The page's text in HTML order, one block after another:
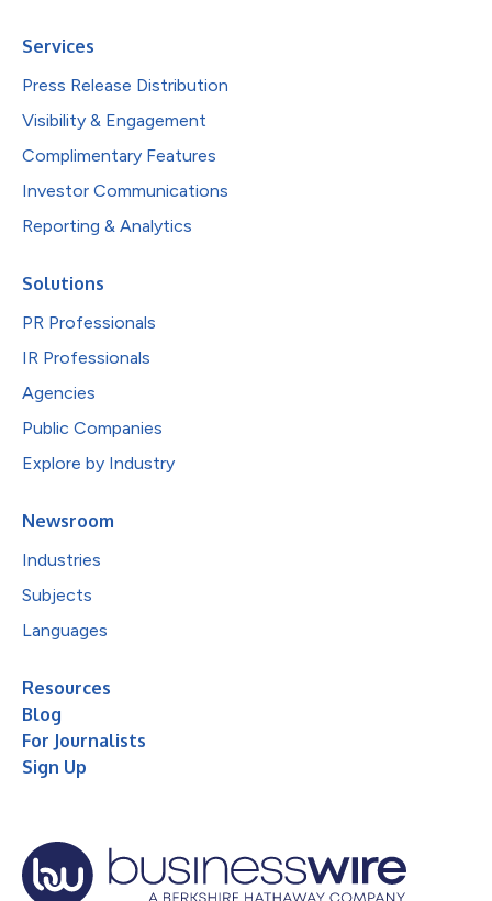
Services
Press Release Distribution
Visibility & Engagement
Complimentary Features
Investor Communications
Reporting & Analytics
Solutions
PR Professionals
IR Professionals
Agencies
Public Companies
Explore by Industry
Newsroom
Industries
Subjects
Languages
Resources
Blog
For Journalists
Sign Up